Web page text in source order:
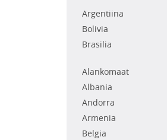
Argentiina
Bolivia
Brasilia
Alankomaat
Albania
Andorra
Armenia
Belgia